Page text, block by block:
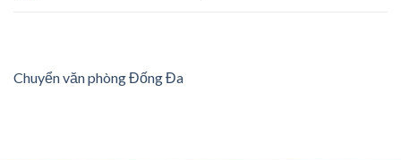
Chuyển văn phòng Đống Đa